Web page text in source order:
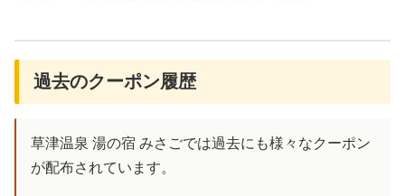
過去のクーポン履歴
草津温泉 湯の宿 みさごでは過去にも様々なクーポン
が配布されています。